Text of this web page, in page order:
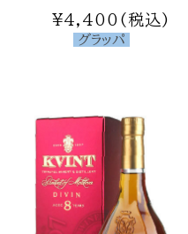
ジャム ギフトセット
その他
★お買い得商品★
チルド便
¥4,400(税込)
グラッパ